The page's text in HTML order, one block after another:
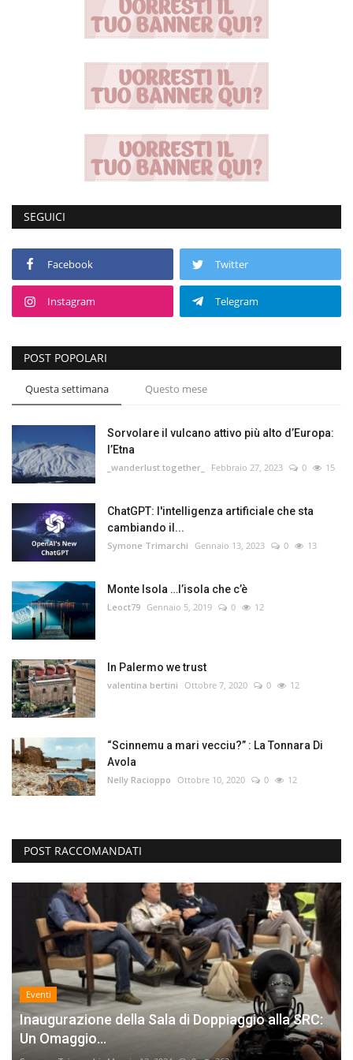
SEGUICI
Facebook Twitter
Instagram Telegram
POST POPOLARI
Questa settimana Questo mese
Sorvolare il vulcano attivo più alto d’Europa:
l’Etna
_wanderlust.together_ Febbraio 27, 2023 0 15
ChatGPT: l'intelligenza artificiale che sta
cambiando il...
Symone Trimarchi Gennaio 13, 2023 0 13
Monte Isola …l’isola che c’è
Leoct79 Gennaio 5, 2019 0 12
In Palermo we trust
valentina bertini Ottobre 7, 2020 0 12
“Scinnemu a mari vecciu?” : La Tonnara Di
Avola
Nelly Racioppo Ottobre 10, 2020 0 12
POST RACCOMANDATI
Eventi
Inaugurazione della Sala di Doppiaggio alla SRC:
Un Omaggio...